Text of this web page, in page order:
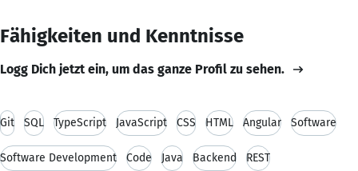
Fähigkeiten und Kenntnisse
Logg Dich jetzt ein, um das ganze Profil zu sehen.
Git SQL TypeScript JavaScript CSS HTML Angular Software
Software Development Code Java Backend REST